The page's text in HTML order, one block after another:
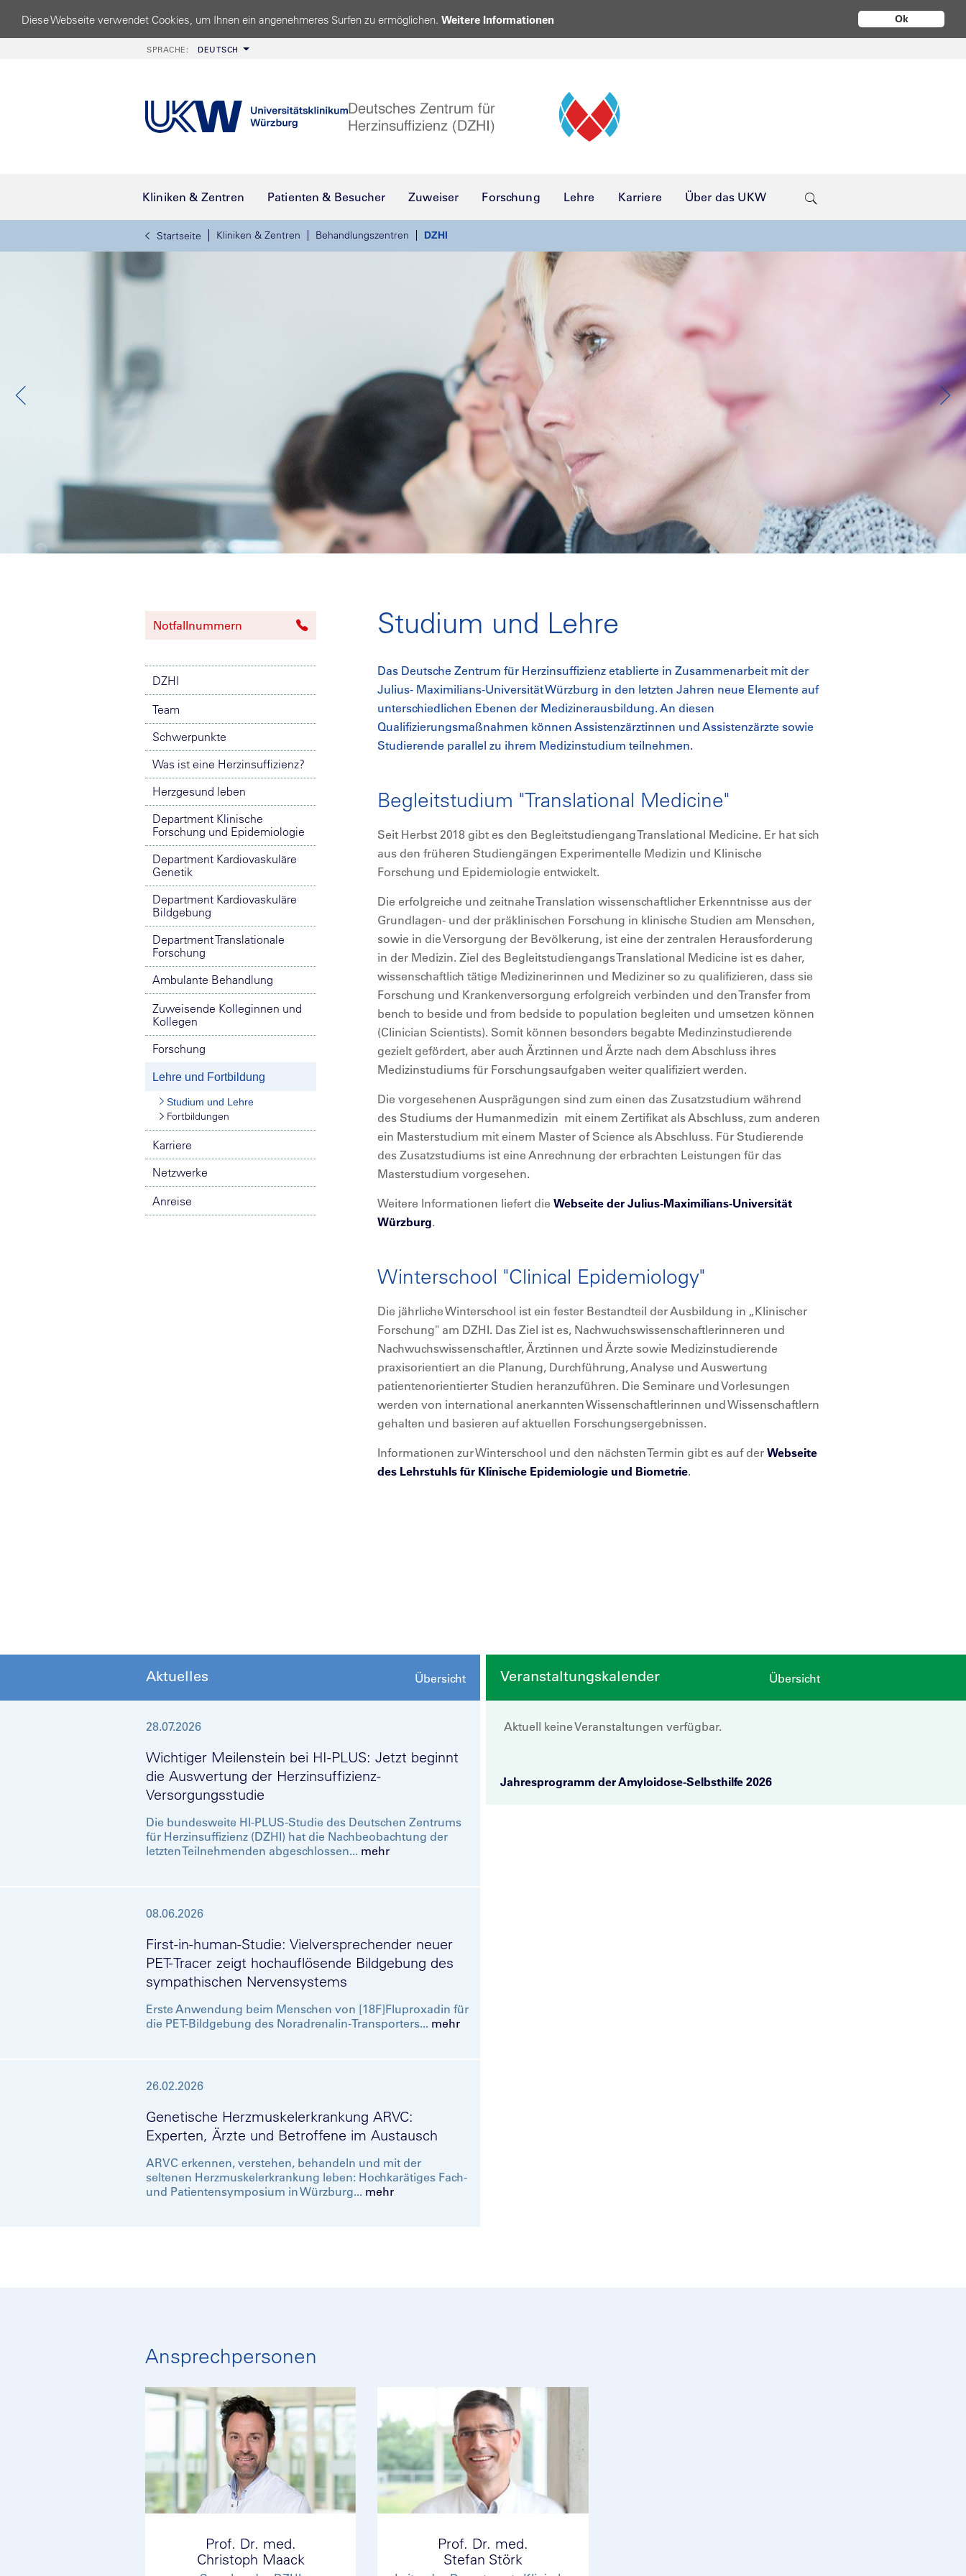
Ok
Diese Webseite verwendet Cookies, um Ihnen ein angenehmeres Surfen zu ermöglichen. Weitere Informationen
SPRACHE: DEUTSCH
Kliniken & Zentren Patienten & Besucher Zuweiser Forschung Lehre Karriere Über das UKW
Startseite Kliniken & Zentren Behandlungszentren DZHI
Notfallnummern
DZHI
Team
Schwerpunkte
Was ist eine Herzinsuffizienz?
Herzgesund leben
Department Klinische
Forschung und Epidemiologie
Department Kardiovaskuläre
Genetik
Department Kardiovaskuläre
Bildgebung
Department Translationale
Forschung
Ambulante Behandlung
Zuweisende Kolleginnen und
Kollegen
Forschung
Lehre und Fortbildung
Studium und Lehre
Fortbildungen
Karriere
Netzwerke
Anreise
Studium und Lehre
Das Deutsche Zentrum für Herzinsuffizienz etablierte in Zusammenarbeit mit der
Julius- Maximilians-Universität Würzburg in den letzten Jahren neue Elemente auf
unterschiedlichen Ebenen der Medizinerausbildung. An diesen
Qualifizierungsmaßnahmen können Assistenzärztinnen und Assistenzärzte sowie
Studierende parallel zu ihrem Medizinstudium teilnehmen.
Begleitstudium "Translational Medicine"
Seit Herbst 2018 gibt es den Begleitstudiengang Translational Medicine. Er hat sich
aus den früheren Studiengängen Experimentelle Medizin und Klinische
Forschung und Epidemiologie entwickelt.
Die erfolgreiche und zeitnahe Translation wissenschaftlicher Erkenntnisse aus der
Grundlagen- und der präklinischen Forschung in klinische Studien am Menschen,
sowie in die Versorgung der Bevölkerung, ist eine der zentralen Herausforderung
in der Medizin. Ziel des Begleitstudiengangs Translational Medicine ist es daher,
wissenschaftlich tätige Medizinerinnen und Mediziner so zu qualifizieren, dass sie
Forschung und Krankenversorgung erfolgreich verbinden und den Transfer from
bench to beside und from bedside to population begleiten und umsetzen können
(Clinician Scientists). Somit können besonders begabte Medinzinstudierende
gezielt gefördert, aber auch Ärztinnen und Ärzte nach dem Abschluss ihres
Medizinstudiums für Forschungsaufgaben weiter qualifiziert werden.
Die vorgesehenen Ausprägungen sind zum einen das Zusatzstudium während
des Studiums der Humanmedizin mit einem Zertifikat als Abschluss, zum anderen
ein Masterstudium mit einem Master of Science als Abschluss. Für Studierende
des Zusatzstudiums ist eine Anrechnung der erbrachten Leistungen für das
Masterstudium vorgesehen.
Weitere Informationen liefert dieWebseite der Julius-Maximilians-Universität
Würzburg.
Winterschool "Clinical Epidemiology"
Die jährliche Winterschool ist ein fester Bestandteil der Ausbildung in „Klinischer
Forschung" am DZHI. Das Ziel ist es, Nachwuchswissenschaftlerinneren und
Nachwuchswissenschaftler, Ärztinnen und Ärzte sowie Medizinstudierende
praxisorientiert an die Planung, Durchführung, Analyse und Auswertung
patientenorientierter Studien heranzuführen. Die Seminare und Vorlesungen
werden von international anerkannten Wissenschaftlerinnen und Wissenschaftlern
gehalten und basieren auf aktuellen Forschungsergebnissen.
Informationen zur Winterschool und den nächsten Termin gibt es auf derWebseite
des Lehrstuhls für Klinische Epidemiologie und Biometrie.
Aktuelles Übersicht
28.07.2026
Wichtiger Meilenstein bei HI-PLUS: Jetzt beginnt
die Auswertung der Herzinsuffizienz-
Versorgungsstudie
Die bundesweite HI-PLUS-Studie des Deutschen Zentrums
für Herzinsuffizienz (DZHI) hat die Nachbeobachtung der
letzten Teilnehmenden abgeschlossen... mehr
08.06.2026
First-in-human-Studie: Vielversprechender neuer
PET-Tracer zeigt hochauflösende Bildgebung des
sympathischen Nervensystems
Erste Anwendung beim Menschen von [18F]Fluproxadin für
die PET-Bildgebung des Noradrenalin-Transporters... mehr
26.02.2026
Genetische Herzmuskelerkrankung ARVC:
Experten, Ärzte und Betroffene im Austausch
ARVC erkennen, verstehen, behandeln und mit der
seltenen Herzmuskelerkrankung leben: Hochkarätiges Fach-
und Patientensymposium in Würzburg... mehr
Veranstaltungskalender Übersicht
Aktuell keine Veranstaltungen verfügbar.
Jahresprogramm der Amyloidose-Selbsthilfe 2026
Ansprechpersonen
Prof. Dr. med.
Christoph Maack
Prof. Dr. med.
Stefan Störk